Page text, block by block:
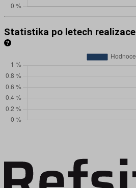
Statistika po letech realizace